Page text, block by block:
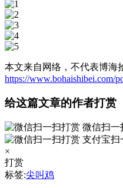
本文来自网络，不代表博海
https://www.bohaishibei.com/
给这篇文章的作者打赏
微信扫一
支付宝扫
×
打赏
标签:尖叫鸡